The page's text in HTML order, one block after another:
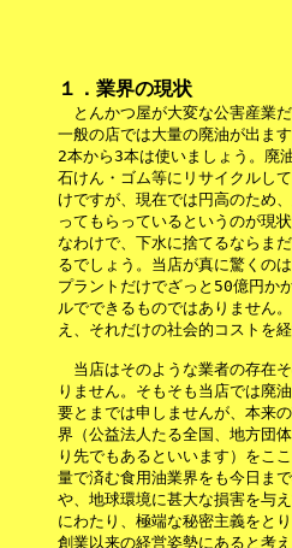
１．業界の現状
とんかつ屋が大変な公害産業
一般の店では大量の廃油が出ま
2本から3本は使いましょう。廃
石けん・ゴム等にリサイクルし
けですが、現在では円高のため
ってもらっているというのが現
なわけで、下水に捨てるならま
るでしょう。当店が真に驚くの
プラントだけでざっと50億円か
ルでできるものではありません
え、それだけの社会的コストを
当店はそのような業者の存在
りません。そもそも当店では廃
要とまでは申しませんが、本来
界（公益法人たる全国、地方団
り先でもあるといいます）をこ
量で済む食用油業界をも今日ま
や、地球環境に甚大な損害を与
にわたり、極端な秘密主義をと
創業以来の経営姿勢にあると考